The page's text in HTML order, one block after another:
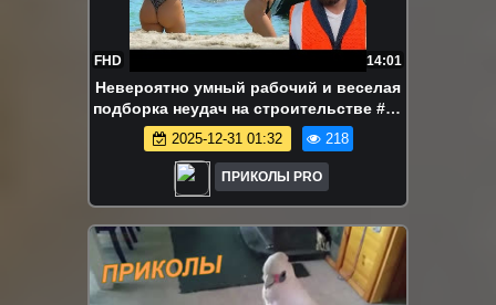
FHD 14:01
Невероятно умный рабочий и веселая
подборка неудач на строительстве #48
#неудача #строительство
2025-12-31 01:32 218
ПРИКОЛЫ PRO